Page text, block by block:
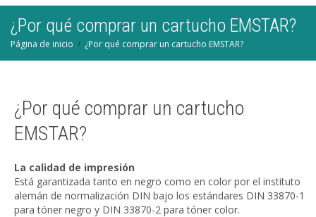
¿Por qué comprar un cartucho EMSTAR?
Página de inicio ¿Por qué comprar un cartucho EMSTAR?
¿Por qué comprar un cartucho
EMSTAR?
La calidad de impresión
Está garantizada tanto en negro como en color por el instituto
alemán de normalización DIN bajo los estándares DIN 33870-1
para tóner negro y DIN 33870-2 para tóner color.